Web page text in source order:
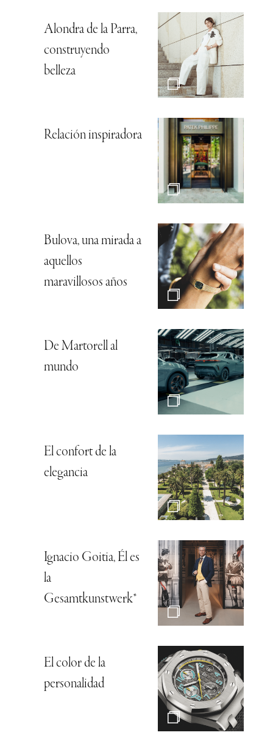
Alondra de la Parra,
construyendo
belleza
Relación inspiradora
Bulova, una mirada a
aquellos
maravillosos años
De Martorell al
mundo
El confort de la
elegancia
Ignacio Goitia, Él es
la
Gesamtkunstwerk*
El color de la
personalidad